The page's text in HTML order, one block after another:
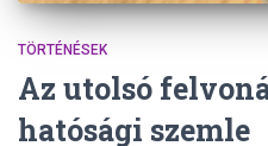
TÖRTÉNÉSEK
Az utolsó
hatósági szemle